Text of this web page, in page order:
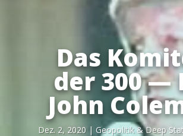
Das
der 300 —
John
Dez. 2, 2020 | Geo­po­li­tik & Deep